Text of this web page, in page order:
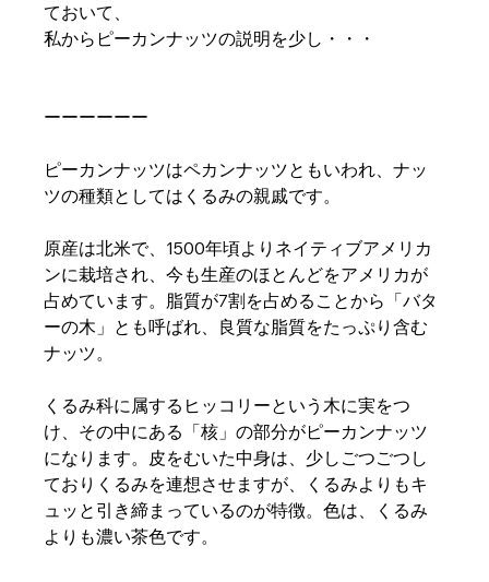
ておいて、
私からピーカンナッツの説明を少し・・・
ーーーーーー
ピーカンナッツはペカンナッツともいわれ、ナッ
ツの種類としてはくるみの親戚です。
原産は北米で、1500年頃よりネイティブアメリカ
ンに栽培され、今も生産のほとんどをアメリカが
占めています。脂質が7割を占めることから「バタ
ーの木」とも呼ばれ、良質な脂質をたっぷり含む
ナッツ。
くるみ科に属するヒッコリーという木に実をつ
け、その中にある「核」の部分がピーカンナッツ
になります。皮をむいた中身は、少しごつごつし
ておりくるみを連想させますが、くるみよりもキ
ュッと引き締まっているのが特徴。色は、くるみ
よりも濃い茶色です。